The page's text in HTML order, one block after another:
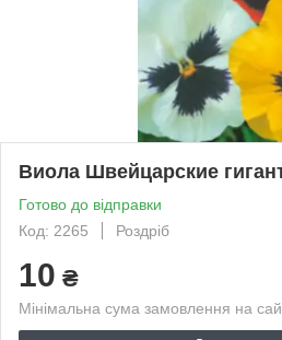
Виола Швейцарские
Готово до відправки
Код: 2265
Роздріб
10 ₴
Мінімальна сума замовлення на